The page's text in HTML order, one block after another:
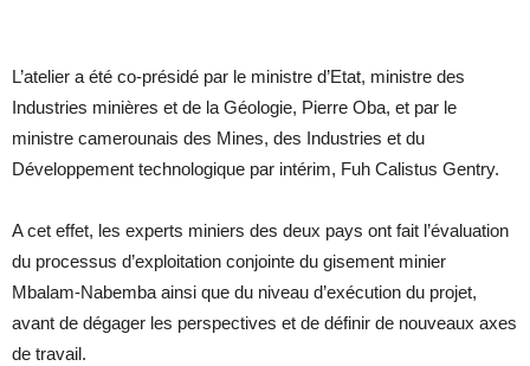
L’atelier a été co-présidé par le ministre d’Etat, ministre des
Industries minières et de la Géologie, Pierre Oba, et par le
ministre camerounais des Mines, des Industries et du
Développement technologique par intérim, Fuh Calistus Gentry.
A cet effet, les experts miniers des deux pays ont fait l’évaluation
du processus d’exploitation conjointe du gisement minier
Mbalam-Nabemba ainsi que du niveau d’exécution du projet,
avant de dégager les perspectives et de définir de nouveaux axes
de travail.